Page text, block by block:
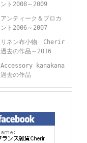
ント2008～2009
アンティーク＆ブロカ
ント2006～2007
リネン布小物 Cherir
過去の作品～2016
Accessory kanakana
過去の作品